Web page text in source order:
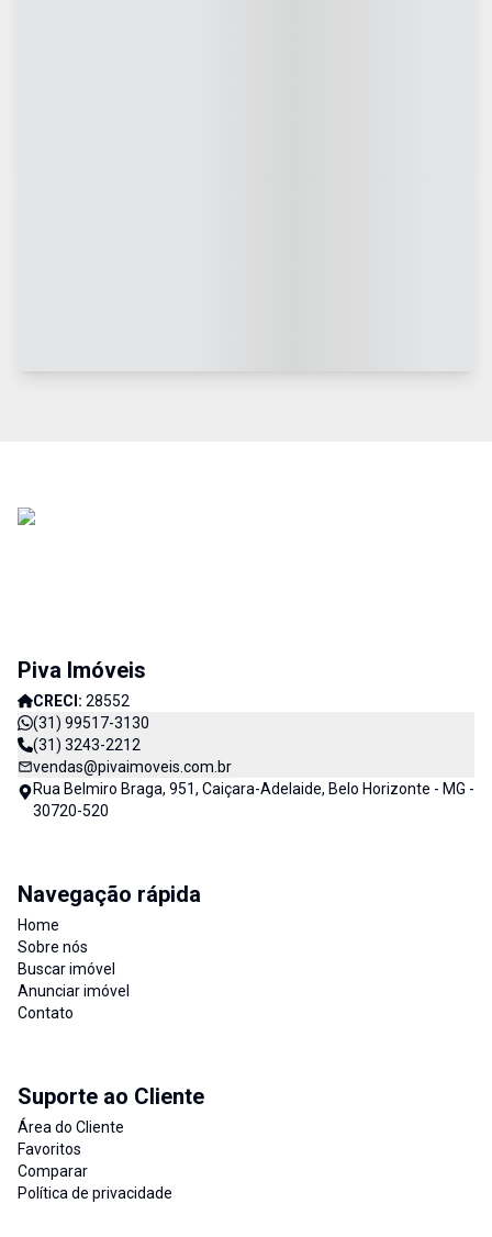
Piva Imóveis
CRECI: 28552
(31) 99517-3130
(31) 3243-2212
vendas@pivaimoveis.com.br
Rua Belmiro Braga, 951, Caiçara-Adelaide, Belo Horizonte - MG -
30720-520
Navegação rápida
Home
Sobre nós
Buscar imóvel
Anunciar imóvel
Contato
Suporte ao Cliente
Área do Cliente
Favoritos
Comparar
Política de privacidade